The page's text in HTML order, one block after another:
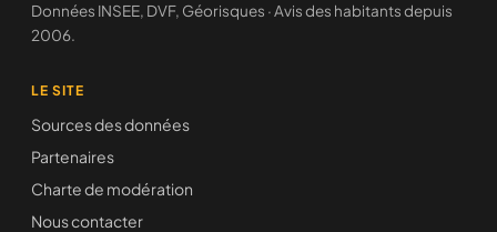
Données INSEE, DVF, Géorisques · Avis des habitants depuis
2006.
LE SITE
Sources des données
Partenaires
Charte de modération
Nous contacter